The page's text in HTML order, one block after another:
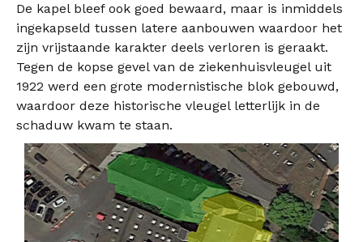
De kapel bleef ook goed bewaard, maar is inmiddels
ingekapseld tussen latere aanbouwen waardoor het
zijn vrijstaande karakter deels verloren is geraakt.
Tegen de kopse gevel van de ziekenhuisvleugel uit
1922 werd een grote modernistische blok gebouwd,
waardoor deze historische vleugel letterlijk in de
schaduw kwam te staan.